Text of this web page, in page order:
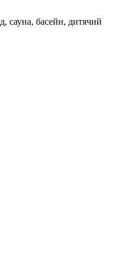
сауна, басейн, дитячий